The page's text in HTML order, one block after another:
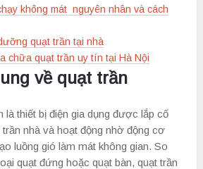
không mát nguyên nhân và cách
quạt trần tại nhà
chữa quạt trần uy tín tại Hà Nội
về quạt trần
là thiết bị điện gia dụng được lắp cố
trần nhà và hoạt động nhờ động cơ
luồng gió làm mát không gian. So
quạt đứng hoặc quạt bàn, quạt trần